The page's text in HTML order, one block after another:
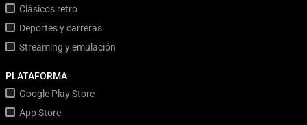
Clásicos retro
Deportes y carreras
Streaming y emulación
PLATAFORMA
Google Play Store
App Store